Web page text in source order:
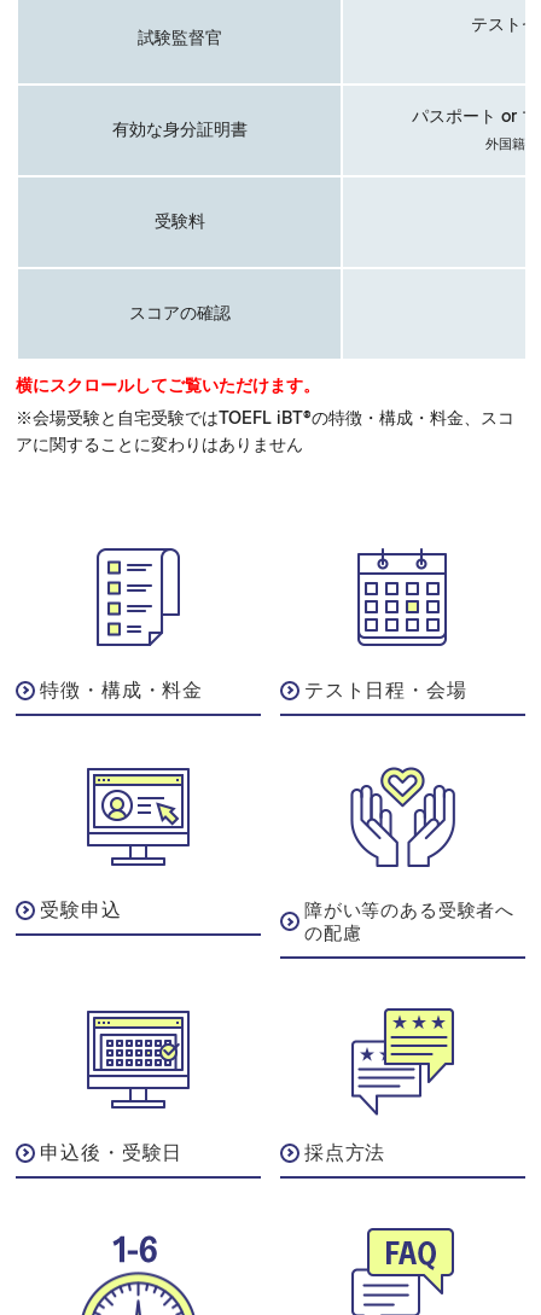
試験監督官
テスト
有効な身分証明書
パスポート or
外国籍
受験料
スコアの確認
横にスクロールしてご覧いただけます。
※会場受験と自宅受験ではTOEFL iBT®の特徴・構成・料金、スコ
アに関することに変わりはありません
特徴・構成・料金 テスト日程・会場
受験申込
障がい等のある受験者へ
の配慮
申込後・受験日 採点方法